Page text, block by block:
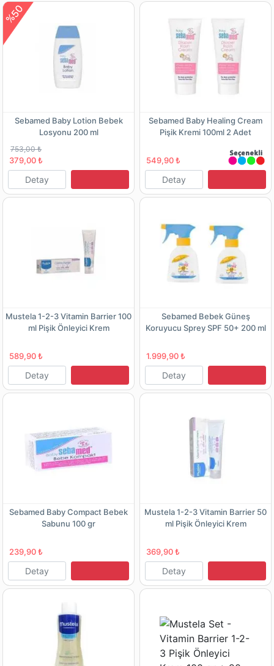
%50
Sebamed Baby Lotion Bebek
Losyonu 200 ml
753,00 ₺
379,00 ₺
Detay
Sebamed Baby Healing Cream
Pişik Kremi 100ml 2 Adet
549,90 ₺
Detay
Mustela 1-2-3 Vitamin Barrier 100
ml Pişik Önleyici Krem
589,90 ₺
Detay
Sebamed Bebek Güneş
Koruyucu Sprey SPF 50+ 200 ml
1.999,90 ₺
Detay
Sebamed Baby Compact Bebek
Sabunu 100 gr
239,90 ₺
Detay
Mustela 1-2-3 Vitamin Barrier 50
ml Pişik Önleyici Krem
369,90 ₺
Detay